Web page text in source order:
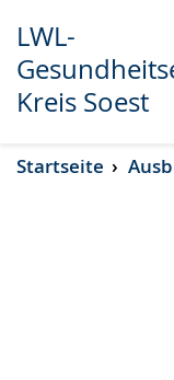
Transkript
Abspielen
Pausieren
LWL-
Kreis Soest
Startseite